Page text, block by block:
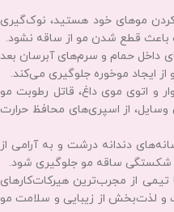
شوید.
کوتاه کنیم؟
آگاهی از زمان مناسب برای
کلی، متخصصان توصیه می‌کنند
برای مرتب کردن موها و جلوگیری از
از موخوره